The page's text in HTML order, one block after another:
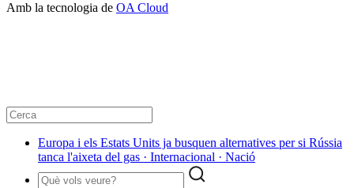
Amb la tecnologia de OA Cloud
Europa i els Estats Units ja busquen alternatives per si Rússia
tanca l'aixeta del gas · Internacional · Nació